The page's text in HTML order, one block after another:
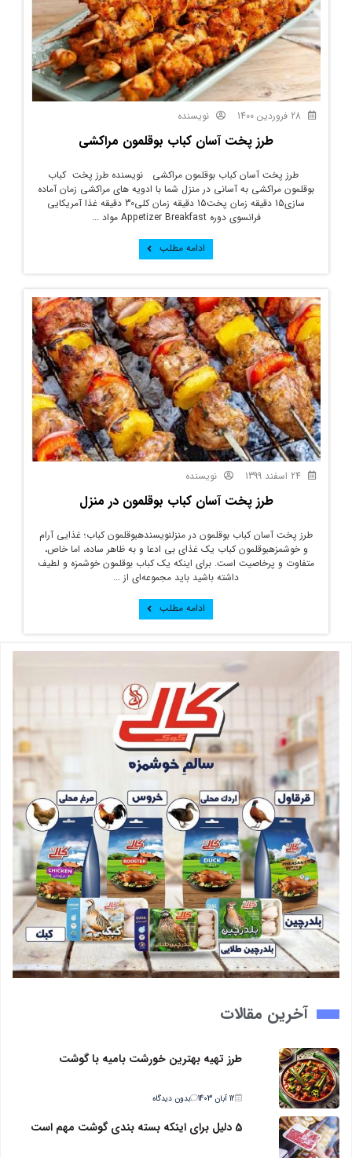
نویسنده
طرز پخت آسان کباب بوقلمون مراکشی
طرز پخت آسان کباب بوقلمون مراکشی نویسنده طرز پخت کباب
بوقلمون مراکشی به آسانی در منزل شما با ادویه های مراکشی زمان آماده
سازی15 دقیقه زمان پخت15 دقیقه زمان کلی30 دقیقه غذا آمریکایی
فرانسوی دوره Appetizer Breakfast مواد ...
ادامه مطلب
نویسنده
طرز پخت آسان کباب بوقلمون در منزل
طرز پخت آسان کباب بوقلمون در منزلنویسندهبوقلمون کباب؛ غذایی آرام
و خوشمزهبوقلمون کباب یک غذای بی ادعا و به ظاهر ساده، اما خاص،
متفاوت و پرخاصیت است. برای اینکه یک کباب بوقلمون خوشمزه و لطیف
داشته باشید باید مجموعه‌ای از ...
ادامه مطلب
آخرین مقالات
طرز تهیه بهترین خورشت بامیه با گوشت
12 آبان 1403 بدون دیدگاه
5 دلیل برای اینکه بسته بندی گوشت مهم است